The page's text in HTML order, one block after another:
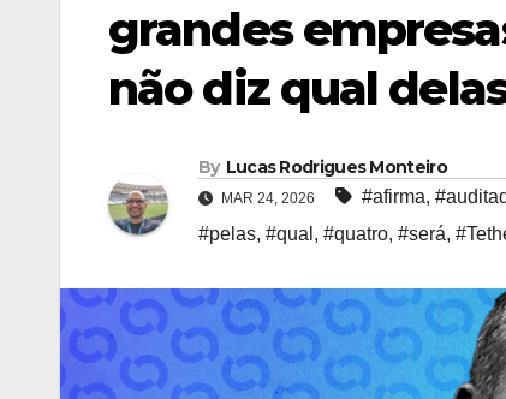
grandes
não diz qual
By Lucas Rodrigues Monteiro
MAR 24, 2026 #afirma,
#pelas, #qual , #quatro, #será,